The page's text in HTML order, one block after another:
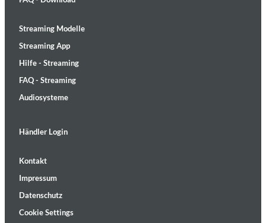
Streaming Modelle
Streaming App
Hilfe - Streaming
FAQ - Streaming
Audiosysteme
Händler Login
Kontakt
Impressum
Datenschutz
Cookie Settings